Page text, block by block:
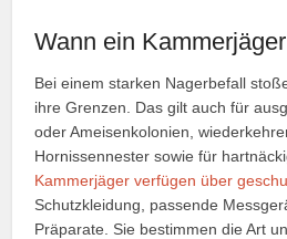
Wann ein
Bei einem starken Nagerbefall
ihre Grenzen. Das gilt auch für
oder Ameisenkolonien,
Hornissennester sowie für
Kammerjäger verfügen über
Schutzkleidung, passende
Präparate. Sie bestimmen die Art